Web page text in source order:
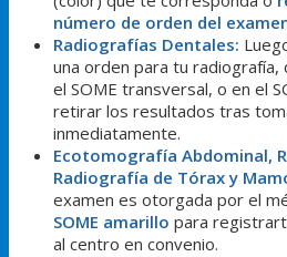
número de orden del
Radiografías Dentales:
una orden para tu
el SOME transversal, o en el
retirar los resultados tras
inmediatamente.
Ecotomografía Abdominal,
Radiografía de Tórax y
examen es otorgada por el
SOME amarillo para
al centro en convenio.